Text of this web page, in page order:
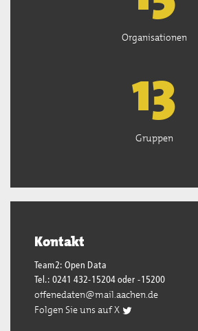
Organisationen
13
Gruppen
Kontakt
Team2: Open Data
Tel.: 0241 432-15204 oder -15200
offenedaten@mail.aachen.de
Folgen Sie uns auf X